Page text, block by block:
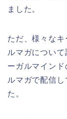
ました。
ただ、様々な
ルマガについ
ーガルマイン
ルマガで配信
た。